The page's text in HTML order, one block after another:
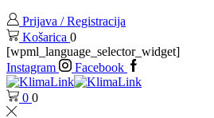
Prijava / Registracija
Košarica 0
[wpml_language_selector_widget]
Instagram
Facebook
0 0